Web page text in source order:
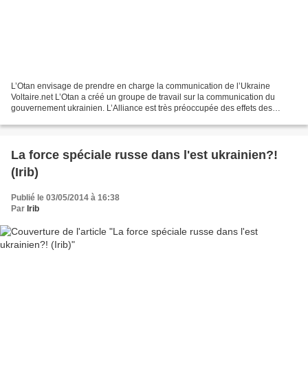
L’Otan envisage de prendre en charge la communication de l’Ukraine
Voltaire.net L’Otan a créé un groupe de travail sur la communication du
gouvernement ukrainien. L’Alliance est très préoccupée des effets des
La force spéciale russe dans l'est ukrainien?!
(Irib)
Publié le 03/05/2014 à 16:38
Par Irib